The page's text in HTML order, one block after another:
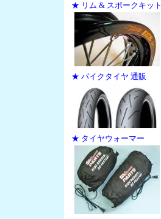
★ リム & スポークキット
★ バイクタイヤ 通販
★ タイヤウォーマー